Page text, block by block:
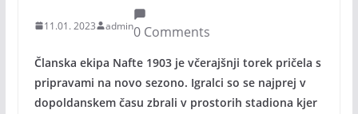
11.01. 2023 admin0 Comments
Članska ekipa Nafte 1903 je včerajšnji torek pričela s
pripravami na novo sezono. Igralci so se najprej v
dopoldanskem času zbrali v prostorih stadiona kjer